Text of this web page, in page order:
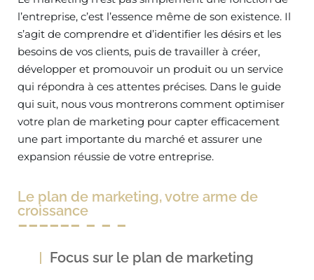
l’entreprise, c’est l’essence même de son existence. Il
s’agit de comprendre et d’identifier les désirs et les
besoins de vos clients, puis de travailler à créer,
développer et promouvoir un produit ou un service
qui répondra à ces attentes précises. Dans le guide
qui suit, nous vous montrerons comment optimiser
votre plan de marketing pour capter efficacement
une part importante du marché et assurer une
expansion réussie de votre entreprise.
Le plan de marketing, votre arme de
croissance
Focus sur le plan de marketing